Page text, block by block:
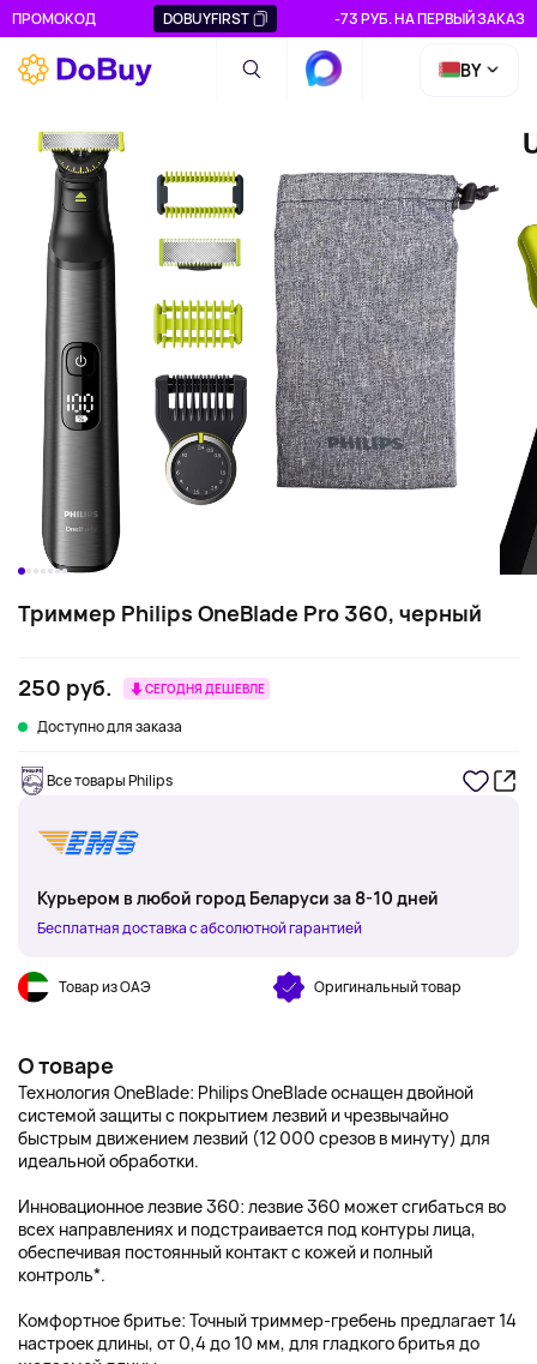
ПРОМОКОД DOBUYFIRST -73 РУБ. НА ПЕРВЫЙ ЗАКАЗ
BY
Триммер Philips OneBlade Pro 360, черный
250 руб. СЕГОДНЯ ДЕШЕВЛЕ
Доступно для заказа
Все товары Philips
Курьером в любой город Беларуси за 8-10 дней
Бесплатная доставка с абсолютной гарантией
Товар из ОАЭ Оригинальный товар
О товаре
Технология OneBlade: Philips OneBlade оснащен двойной
системой защиты с покрытием лезвий и чрезвычайно
быстрым движением лезвий (12 000 срезов в минуту) для
идеальной обработки.
Инновационное лезвие 360: лезвие 360 может сгибаться во
всех направлениях и подстраивается под контуры лица,
обеспечивая постоянный контакт с кожей и полный
контроль*.
Комфортное бритье: Точный триммер-гребень предлагает 14
настроек длины, от 0,4 до 10 мм, для гладкого бритья до